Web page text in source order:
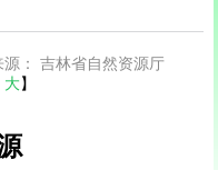
源： 吉林省自然资源厅
大】